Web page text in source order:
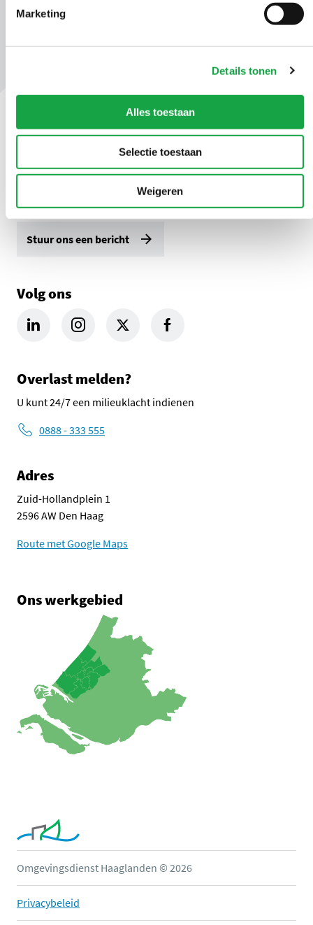
Marketing
Details tonen
Alles toestaan
Selectie toestaan
Weigeren
Ma t/m vr 09.00 tot 17:00 uur
Stuur ons een bericht
Volg ons
LinkedIn Omgevingsdienst Haaglanden (opent in een nieuw
Instagram Omgevingsdienst Haaglanden (opent in
X Omgevingsdienst Haaglanden (opent in
Facebook Omgevingsdienst
Overlast melden?
U kunt 24/7 een milieuklacht indienen
0888 - 333 555
Adres
Zuid-Hollandplein 1
2596 AW Den Haag
Route met Google Maps
Ons werkgebied
Omgevingsdienst Haaglanden © 2026
Privacybeleid